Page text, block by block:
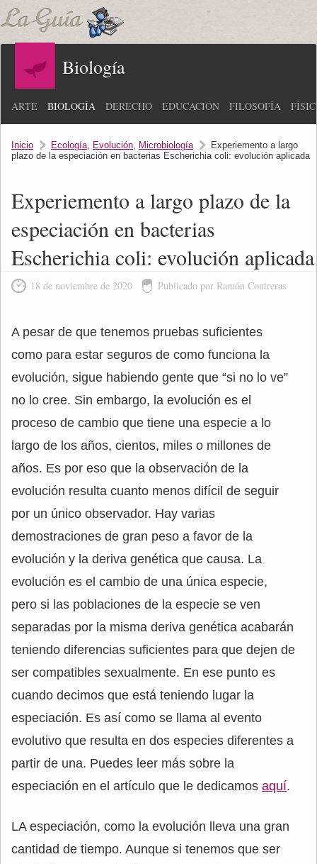
Biología
ARTE BIOLOGÍA DERECHO EDUCACIÓN FILOSOFÍA
Inicio Ecología, Evolución, Microbiología
Experiemento a largo
plazo de la especiación en bacterias Escherichia coli: evolución aplicada
Experiemento a largo plazo de la
especiación en bacterias
Escherichia coli: evolución aplicada
18 de noviembre de 2020 Publicado por Ramón Contreras
A pesar de que tenemos pruebas suficientes
como para estar seguros de como funciona la
evolución, sigue habiendo gente que “si no lo ve”
no lo cree. Sin embargo, la evolución es el
proceso de cambio que tiene una especie a lo
largo de los años, cientos, miles o millones de
años. Es por eso que la observación de la
evolución resulta cuanto menos difícil de seguir
por un único observador. Hay varias
demostraciones de gran peso a favor de la
evolución y la deriva genética que causa. La
evolución es el cambio de una única especie,
pero si las poblaciones de la especie se ven
separadas por la misma deriva genética acabarán
teniendo diferencias suficientes para que dejen de
ser compatibles sexualmente. En ese punto es
cuando decimos que está teniendo lugar la
especiación. Es así como se llama al evento
evolutivo que resulta en dos especies diferentes a
partir de una. Puedes leer más sobre la
especiación en el artículo que le dedicamos aquí.
LA especiación, como la evolución lleva una gran
cantidad de tiempo. Aunque si tenemos que ser